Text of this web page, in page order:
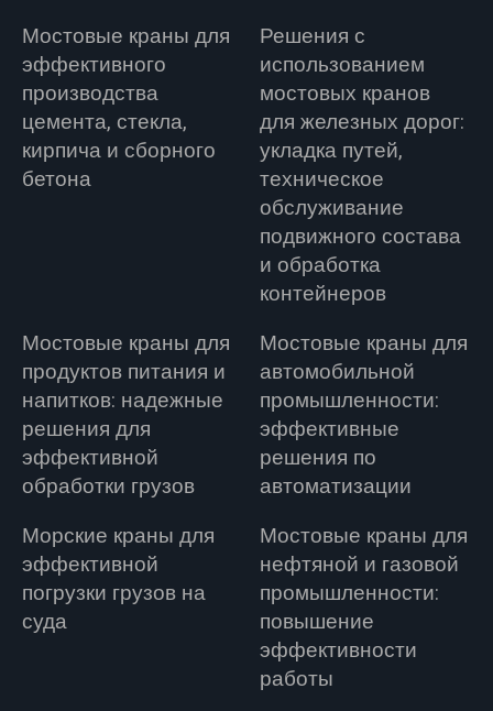
Мостовые краны для
эффективного
производства
цемента, стекла,
кирпича и сборного
бетона
Решения с
использованием
мостовых кранов
для железных дорог:
укладка путей,
техническое
обслуживание
подвижного состава
и обработка
контейнеров
Мостовые краны для
продуктов питания и
напитков: надежные
решения для
эффективной
обработки грузов
Мостовые краны для
автомобильной
промышленности:
эффективные
решения по
автоматизации
Морские краны для
эффективной
погрузки грузов на
суда
Мостовые краны для
нефтяной и газовой
промышленности:
повышение
эффективности
работы